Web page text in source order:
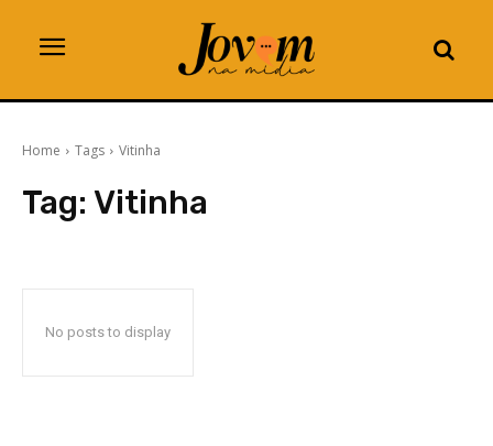
Home Tags Vitinha
Tag: Vitinha
No posts to display